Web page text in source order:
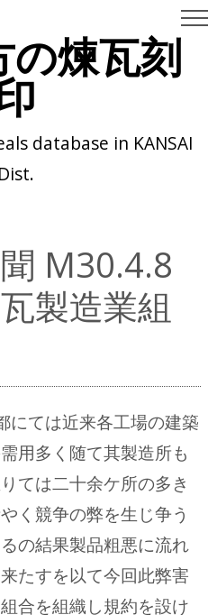
の煉瓦刻
database in KANSAI
Dist.
M30.4.8
製造業組
ては近来各工場の建築
用多く随て其製造所も
ては二十余ケ所の多き
く競争の弊を生じ争う
の結果製品粗悪に流れ
たすを以て今回此弊害
合を組織し規約を設け